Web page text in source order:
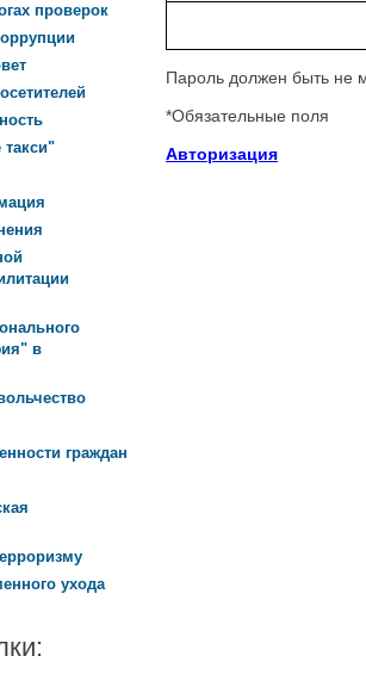
Пароль должен быть не
*Обязательные поля
Авторизация
проверок
такси"
в
граждан
ухода